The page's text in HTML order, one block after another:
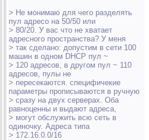
> Не монимаю для чего разделять
пул адресо на 50/50 или
> 80/20. У вас что не хватает
адресного пространства? У меня
> так сделано: допустим в сети 100
машин в одном DHCP пул ~
> 120 адресов, в другом пул ~ 110
адресов, пулы не
> пересекаются. специфичекие
параметры прописываются в ручную
> сразу на двух серверах. Оба
равноценны и выдают адреса,
> могут обслужить всю сеть в
одиночку. Адреса типа
> 172.16.0.0/16